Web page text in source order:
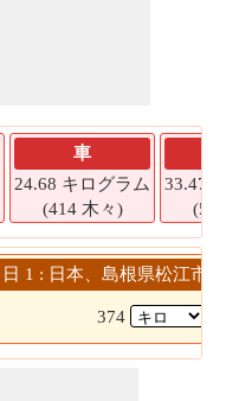
車
24.68 キログラム
(414 木々)
33.47
日 1 : 日本、島根県松江市
374